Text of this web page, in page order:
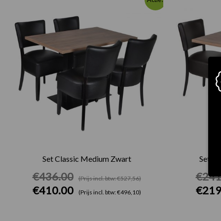
Set Classic Medium Zwart
€436.00 (Prijs incl. btw: €527,56)
prijs
was:
€410.00 (Prijs incl. btw: €496,10)
prijs
Set
€
€